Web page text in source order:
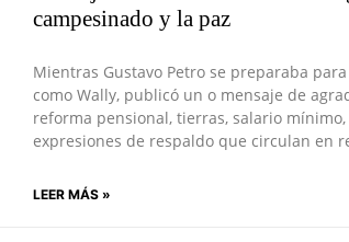
campesinado y la paz
Mientras Gustavo Petro se preparaba
como Wally, publicó un o mensaje de
reforma pensional, tierras, salario
expresiones de respaldo que circulan en
LEER MÁS »